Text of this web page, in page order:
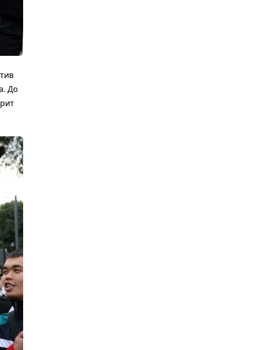
До